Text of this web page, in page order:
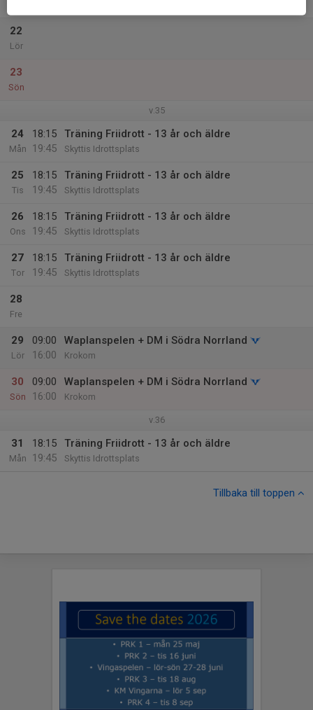
22
Lör
23
Sön
v.35
24
Mån
18:15
19:45
Träning Friidrott - 13 år och äldre
Skyttis Idrottsplats
25
Tis
18:15
19:45
Träning Friidrott - 13 år och äldre
Skyttis Idrottsplats
26
Ons
18:15
19:45
Träning Friidrott - 13 år och äldre
Skyttis Idrottsplats
27
Tor
18:15
19:45
Träning Friidrott - 13 år och äldre
Skyttis Idrottsplats
28
Fre
29
Lör
09:00
16:00
Waplanspelen + DM i Södra Norrland
Krokom
30
Sön
09:00
16:00
Waplanspelen + DM i Södra Norrland
Krokom
v.36
31
Mån
18:15
19:45
Träning Friidrott - 13 år och äldre
Skyttis Idrottsplats
Tillbaka till toppen